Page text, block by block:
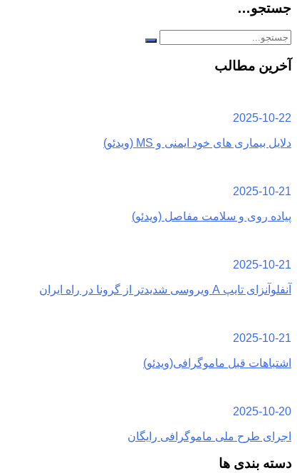
جستجو…
آخرین مطالب
2025-10-22
دلایل بیماری های خود ایمنی و MS (ویدئو)
2025-10-21
پیاده روی و سلامت مفاصل (ویدئو)
2025-10-21
آنفلوآنزای تایپ A ویروسی شدیدتر از گرونا در راه ایران
2025-10-21
اشتباهات قبل ماموگرافی(ویدئو)
2025-10-20
اجرای طرح ملی ماموگرافی رایگان
دسته بندی ها